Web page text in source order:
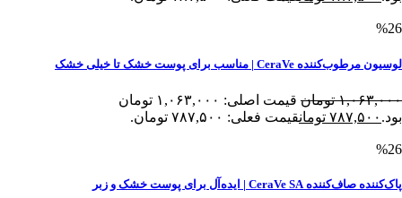
%26
لوسیون مرطوب‌کننده CeraVe | مناسب برای پوست خشک تا خیلی خشک
۱,۰۶۳,۰۰۰ تومان
قیمت اصلی: ۱,۰۶۳,۰۰۰ تومان
بود. ۷۸۷,۵۰۰ تومانقیمت فعلی: ۷۸۷,۵۰۰ تومان.
%26
پاک‌کننده صاف‌کننده CeraVe SA | ایده‌آل برای پوست خشک و زبر